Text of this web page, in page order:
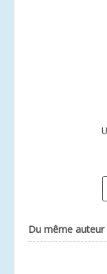
Du même auteur